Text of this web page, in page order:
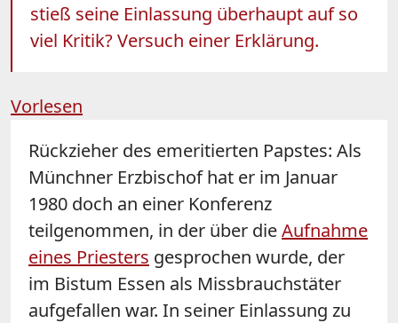
stieß seine Einlassung überhaupt auf so
viel Kritik? Versuch einer Erklärung.
Vorlesen
Rückzieher des emeritierten Papstes: Als
Münchner Erzbischof hat er im Januar
1980 doch an einer Konferenz
teilgenommen, in der über dieAufnahme
eines Priesters gesprochen wurde, der
im Bistum Essen als Missbrauchstäter
aufgefallen war. In seiner Einlassung zu